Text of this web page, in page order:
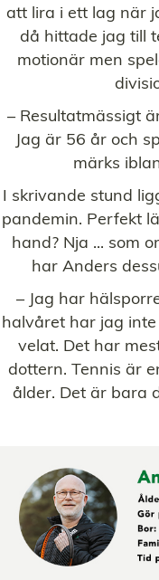
att lira i ett lag när
då hittade jag till
motionär men
– Resultatmässigt
Jag är 56 år och
märks
I skrivande stund
pandemin. Perfekt
hand? Nja ... som
har Anders
– Jag har
halvåret har jag
velat. Det har
dottern. Tennis är
ålder. Det är bara